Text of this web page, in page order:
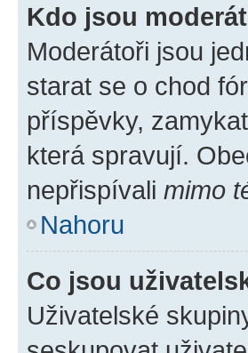
Kdo jsou
Moderátoři jsou
starat se o chod
příspěvky,
která spravují.
nepřispívali mimo
Nahoru
Co jsou
Uživatelské